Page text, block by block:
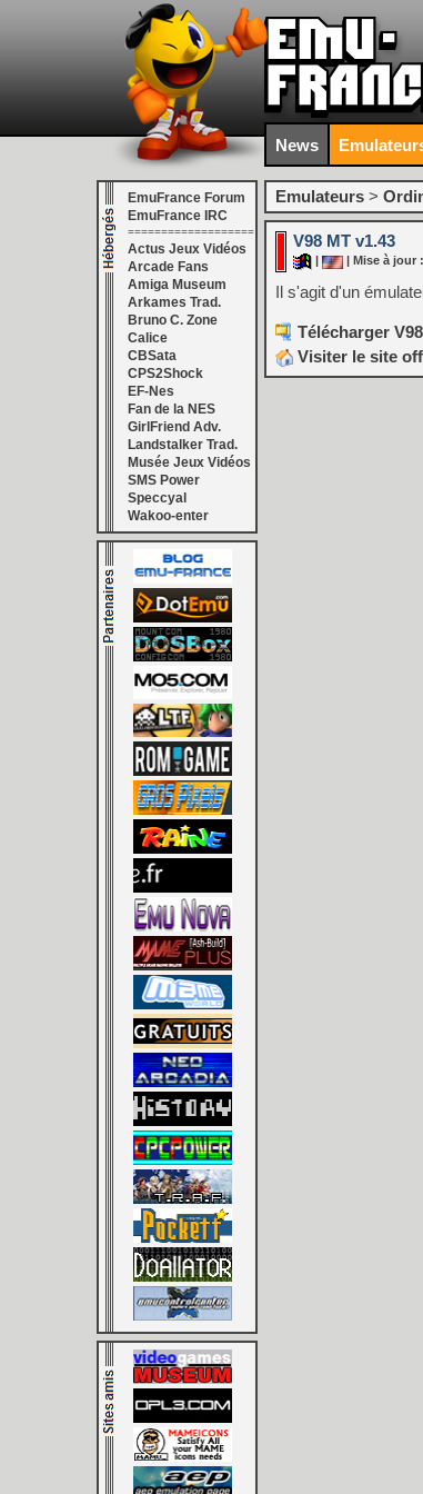
News
EmuFrance Forum
EmuFrance IRC
===================
Actus Jeux Vidéos
Arcade Fans
Amiga Museum
Arkames Trad.
Bruno C. Zone
Calice
CBSata
CPS2Shock
EF-Nes
Fan de la NES
GirlFriend Adv.
Landstalker Trad.
Musée Jeux Vidéos
SMS Power
Speccyal
Wakoo-enter
Emulateurs >
V98 MT v1.43
| Mise à jour
Il s'agit d'un
Télécharger
Visiter le site